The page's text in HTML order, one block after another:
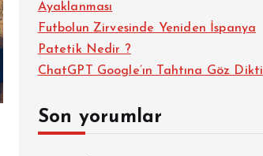
Ayaklanması
Futbolun Zirvesinde Yeniden İspanya
Patetik Nedir ?
ChatGPT Google’ın Tahtına Göz Dikti
Son yorumlar